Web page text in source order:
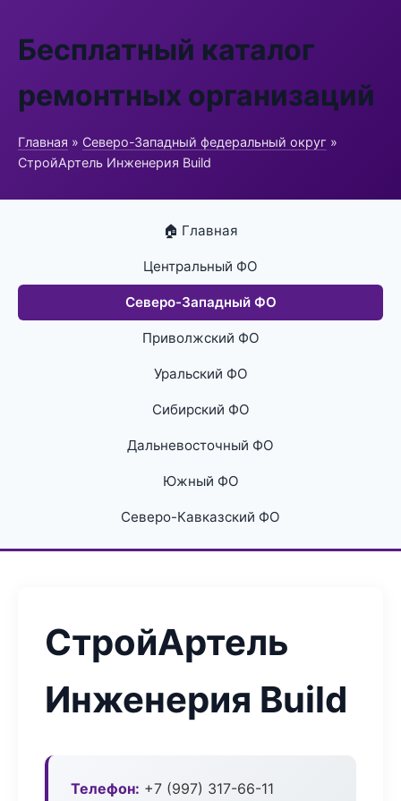
Бесплатный каталог
ремонтных организаций
Главная » Северо-Западный федеральный округ »
СтройАртель Инженерия Build
🏠 Главная
Центральный ФО
Северо-Западный ФО
Приволжский ФО
Уральский ФО
Сибирский ФО
Дальневосточный ФО
Южный ФО
Северо-Кавказский ФО
СтройАртель
Инженерия Build
Телефон: +7 (997) 317-66-11